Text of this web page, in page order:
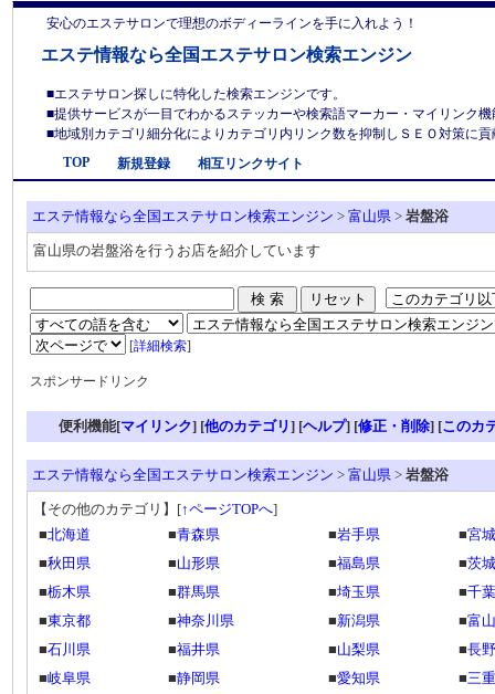
安心のエステサロンで理想のボディーラインを手に入れよう！
エステ情報なら全国エステサロン検索エンジン
■エステサロン探しに特化した検索エンジンです。
■提供サービスが一目でわかるステッカーや検索語マーカー・マイリンク
■地域別カテゴリ細分化によりカテゴリ内リンク数を抑制しＳＥＯ対策に
TOP
新規登録 相互リンクサイト
エステ情報なら全国エステサロン検索エンジン > 富山県 > 岩盤浴
富山県の岩盤浴を行うお店を紹介しています
[詳細検索]
スポンサードリンク
便利機能[マイリンク] [他のカテゴリ] [ヘルプ] [修正・削除] [このカ
エステ情報なら全国エステサロン検索エンジン > 富山県 > 岩盤浴
【その他のカテゴリ】 [↑ページTOPへ]
■北海道 ■青森県 ■岩手県 ■宮
■秋田県 ■山形県 ■福島県 ■茨
■栃木県 ■群馬県 ■埼玉県 ■千
■東京都 ■神奈川県 ■新潟県 ■富
■石川県 ■福井県 ■山梨県 ■長
■岐阜県 ■静岡県 ■愛知県 ■三